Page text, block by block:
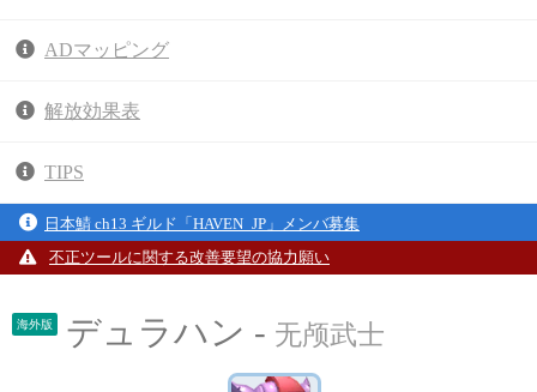
ADマッピング
解放効果表
TIPS
日本鯖 ch13 ギルド「HAVEN_JP」メンバ募集
不正ツールに関する改善要望の協力願い
海外版 デュラハン - 无颅武士